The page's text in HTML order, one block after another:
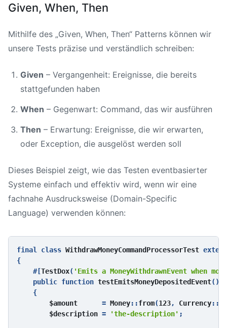
Given, When, Then
Mithilfe des „Given, When, Then“ Patterns können wir
unsere Tests präzise und verständlich schreiben:
Given – Vergangenheit: Ereignisse, die bereits
stattgefunden haben
When – Gegenwart: Command, das wir ausführen
Then – Erwartung: Ereignisse, die wir erwarten,
oder Exception, die ausgelöst werden soll
Dieses Beispiel zeigt, wie das Testen eventbasierter
Systeme einfach und effektiv wird, wenn wir eine
fachnahe Ausdrucksweise (Domain-Specific
Language) verwenden können:
final class WithdrawMoneyCommandProcessorTest
{
    #[
TestDox( 'Emits a MoneyWithdrawnEvent when
    public function
testEmitsMoneyDepositedEvent():
{
$amount = Money::from(123, Currency::
$description = 'the-description' ;